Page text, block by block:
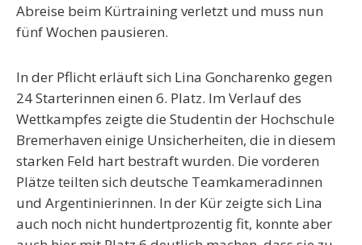
Abreise beim Kürtraining verletzt und muss nun
fünf Wochen pausieren.
In der Pflicht erläuft sich Lina Goncharenko gegen
24 Starterinnen einen 6. Platz. Im Verlauf des
Wettkampfes zeigte die Studentin der Hochschule
Bremerhaven einige Unsicherheiten, die in diesem
starken Feld hart bestraft wurden. Die vorderen
Plätze teilten sich deutsche Teamkameradinnen
und Argentinierinnen. In der Kür zeigte sich Lina
auch noch nicht hundertprozentig fit, konnte aber